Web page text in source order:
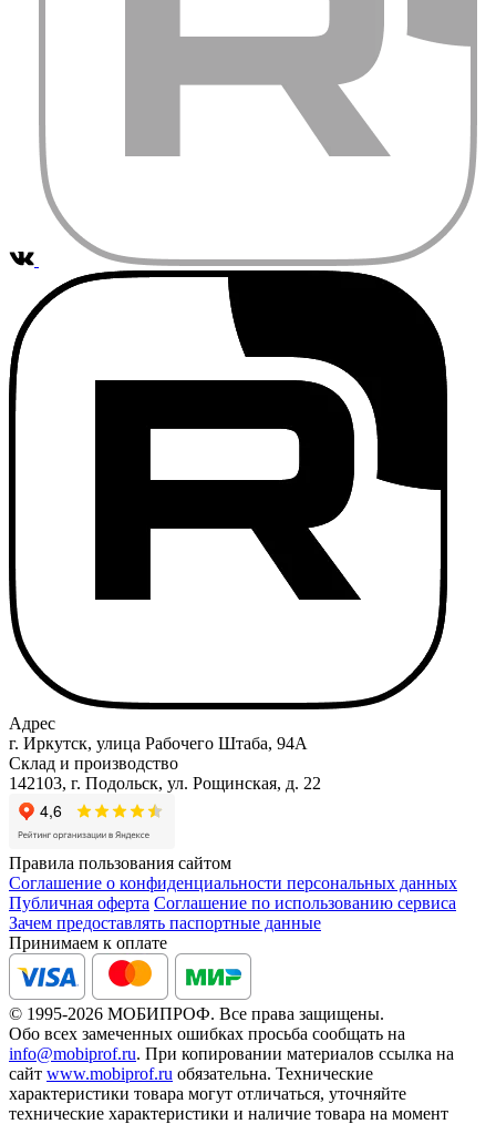
Адрес
г. Иркутск, улица Рабочего Штаба, 94А
Склад и производство
142103, г. Подольск, ул. Рощинская, д. 22
Правила пользования сайтом
Соглашение о конфиденциальности персональных данных
Публичная оферта Соглашение по использованию сервиса
Зачем предоставлять паспортные данные
Принимаем к оплате
© 1995-2026 МОБИПРОФ. Все права защищены.
Обо всех замеченных ошибках просьба сообщать на
info@mobiprof.ru. При копировании материалов ссылка на
сайт www.mobiprof.ru обязательна. Технические
характеристики товара могут отличаться, уточняйте
технические характеристики и наличие товара на момент